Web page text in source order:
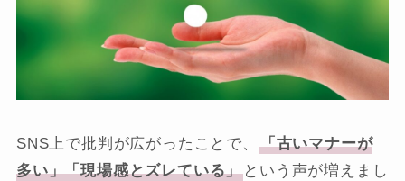
SNS上で批判が広がったことで、
「古いマナーが
多い」「現場感とズレている」 という声が増えまし